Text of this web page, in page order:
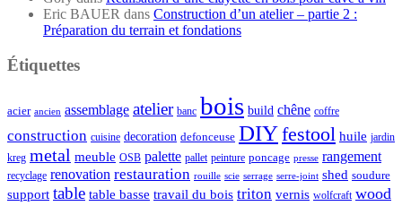
Eric BAUER dans Construction d’un atelier – partie 2 :
Préparation du terrain et fondations
Étiquettes
acier ancien assemblage atelier banc bois build chêne coffre
construction cuisine decoration defonceuse DIYfestool huile jardin
kreg metal meuble OSB palette pallet peinture poncage presse rangement
recyclage renovation restauration rouille scie serrage serre-joint shed soudure
support table table basse travail du bois triton vernis wolfcraft wood